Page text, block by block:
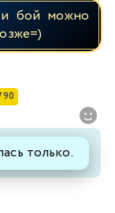
бой можно
только.